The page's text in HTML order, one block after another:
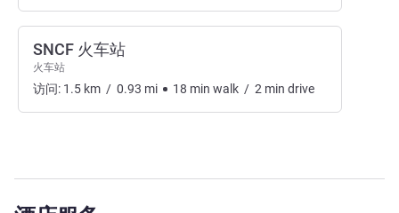
SNCF 火车站
火车站
访问: 1.5 km / 0.93 mi 18 min walk / 2 min drive